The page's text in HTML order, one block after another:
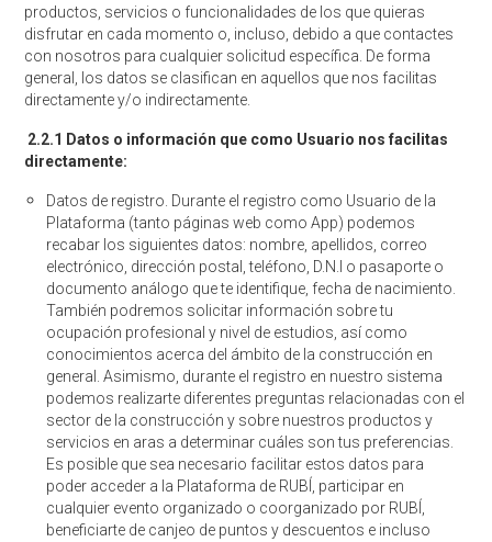
productos, servicios o funcionalidades de los que quieras
disfrutar en cada momento o, incluso, debido a que contactes
con nosotros para cualquier solicitud específica. De forma
general, los datos se clasifican en aquellos que nos facilitas
directamente y/o indirectamente.
2.2.1 Datos o información que como Usuario nos facilitas
directamente:
Datos de registro. Durante el registro como Usuario de la
Plataforma (tanto páginas web como App) podemos
recabar los siguientes datos: nombre, apellidos, correo
electrónico, dirección postal, teléfono, D.N.I o pasaporte o
documento análogo que te identifique, fecha de nacimiento.
También podremos solicitar información sobre tu
ocupación profesional y nivel de estudios, así como
conocimientos acerca del ámbito de la construcción en
general. Asimismo, durante el registro en nuestro sistema
podemos realizarte diferentes preguntas relacionadas con el
sector de la construcción y sobre nuestros productos y
servicios en aras a determinar cuáles son tus preferencias.
Es posible que sea necesario facilitar estos datos para
poder acceder a la Plataforma de RUBÍ, participar en
cualquier evento organizado o coorganizado por RUBÍ,
beneficiarte de canjeo de puntos y descuentos e incluso